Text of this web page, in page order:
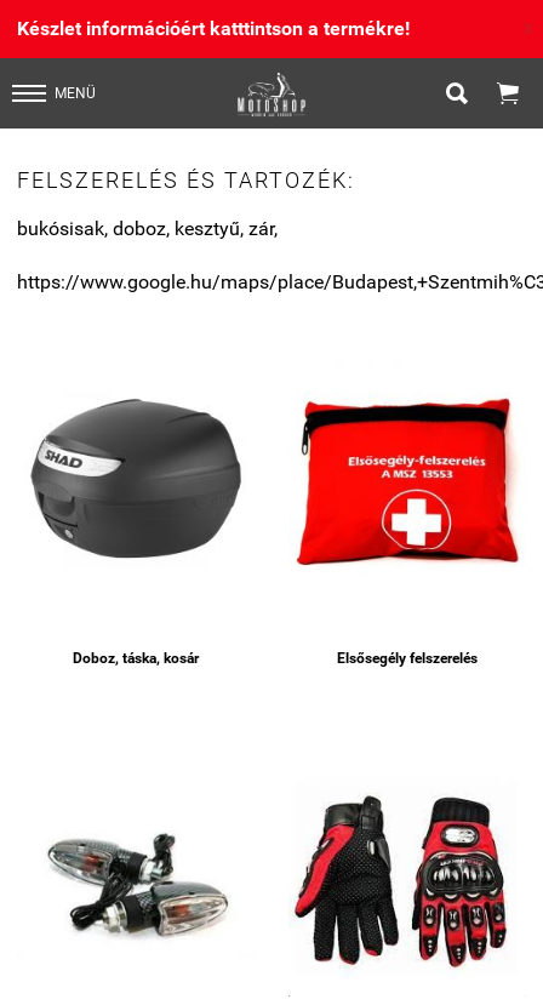
Készlet információért katttintson a termékre! X
MENÜ  
FELSZERELÉS ÉS TARTOZÉK:
bukósisak, doboz, kesztyű, zár,
https://www.google.hu/maps/place/
Doboz, táska, kosár Elsősegély felszerelés